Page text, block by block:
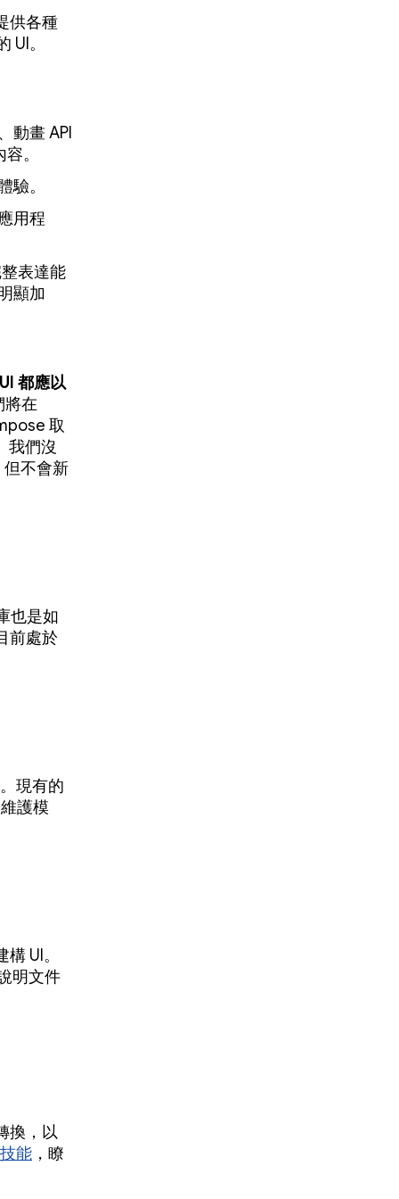
供各種
UI。
動畫 API
。
驗。
用程
表達能
顯加
都應以
將在
取
我們沒
不會新
也是如
前處於
現有的
護模
UI。
明文件
換，以
能 ，瞭